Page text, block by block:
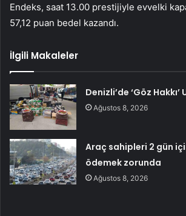
Endeks, saat 13.00 prestijiyle evvelki
57,12 puan bedel kazandı.
İlgili Makaleler
Denizli’de ‘Göz Hakkı’
Ağustos 8, 2026
Araç sahipleri 2 gün
ödemek zorunda
Ağustos 8, 2026